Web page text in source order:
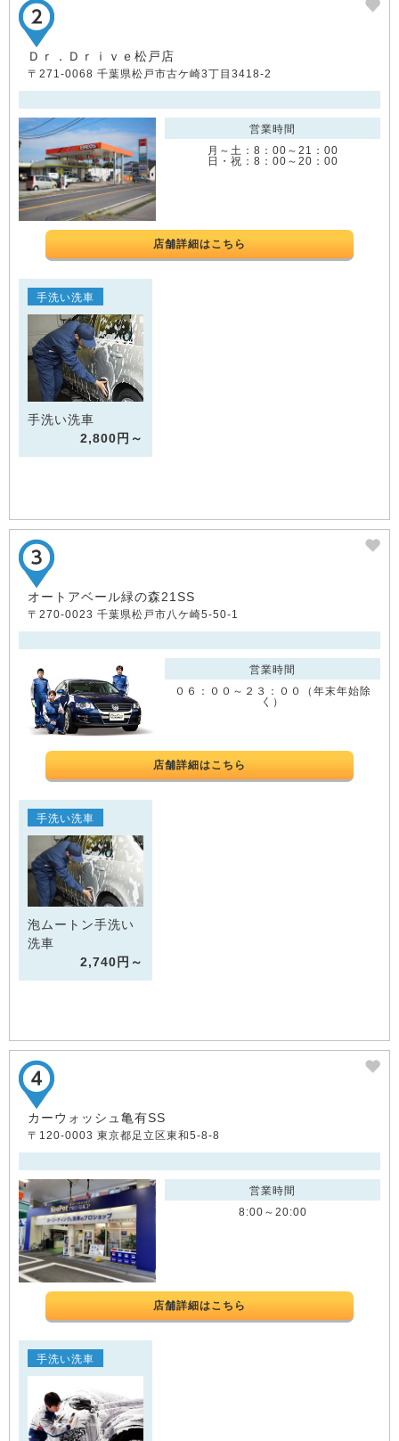
Ｄｒ．Ｄｒｉｖｅ松戸店
〒271-0068 千葉県松戸市古ケ崎3丁目3418-2
営業時間
月～土：8：00～21：00
日・祝：8：00～20：00
店舗詳細はこちら
手洗い洗車
手洗い洗車
2,800円～
オートアベール緑の森21SS
〒270-0023 千葉県松戸市八ケ崎5-50-1
営業時間
０６：００～２３：００（年末年始除
く）
店舗詳細はこちら
手洗い洗車
泡ムートン手洗い
洗車
2,740円～
カーウォッシュ亀有SS
〒120-0003 東京都足立区東和5-8-8
営業時間
8:00～20:00
店舗詳細はこちら
手洗い洗車